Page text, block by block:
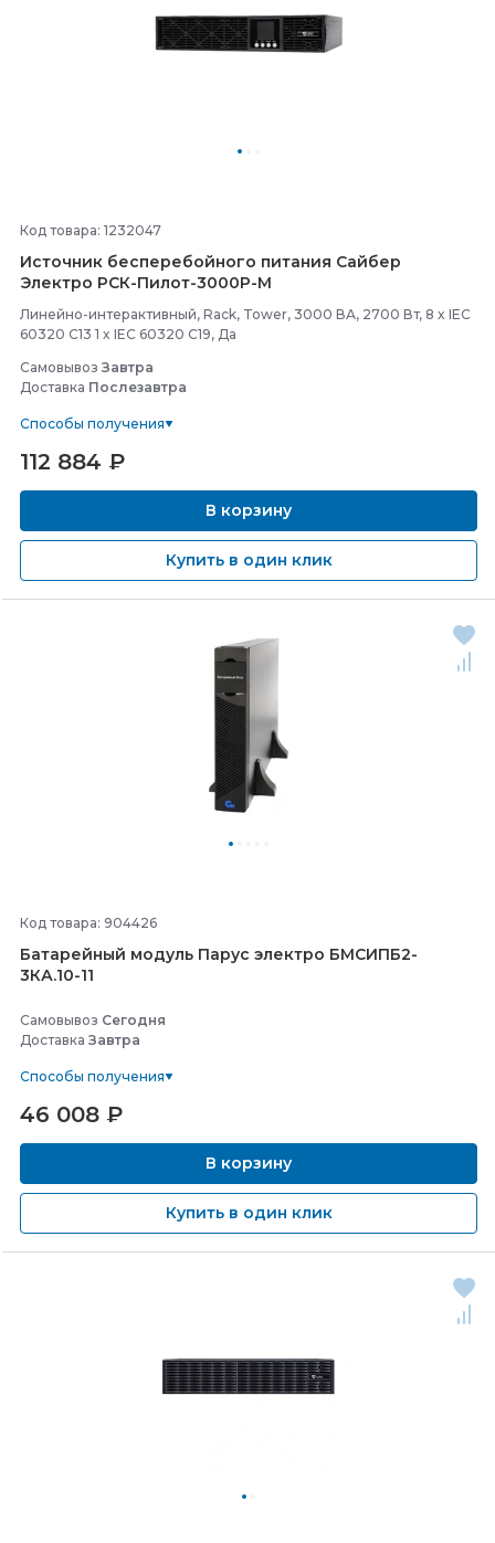
Код товара: 1232047
Источник бесперебойного питания Сайбер
Электро РСК-Пилот-3000Р-М
Линейно-интерактивный, Rack, Tower, 3000 ВА, 2700 Вт, 8 x IEC
60320 C13 1 x IEC 60320 C19, Да
Самовывоз Завтра
Доставка Послезавтра
Способы получения
112 884 ₽
В корзину
Купить в один клик
Код товара: 904426
Батарейный модуль Парус электро БМСИПБ2-
3КА.10-11
Самовывоз Сегодня
Доставка Завтра
Способы получения
46 008 ₽
В корзину
Купить в один клик